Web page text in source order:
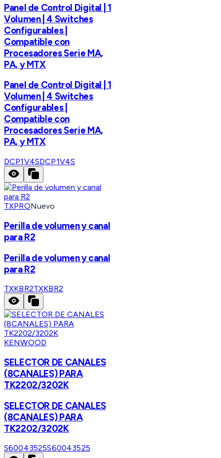
Panel de Control Digital | 1
Volumen | 4 Switches
Configurables |
Compatible con
Procesadores Serie MA,
PA, y MTX
Panel de Control Digital | 1
Volumen | 4 Switches
Configurables |
Compatible con
Procesadores Serie MA,
PA, y MTX
DCP1V4SDCP1V4S
TXPRONuevo
Perilla de volumen y canal
para R2
Perilla de volumen y canal
para R2
TXKBR2TXKBR2
KENWOOD
SELECTOR DE CANALES
(8CANALES) PARA
TK2202/3202K
SELECTOR DE CANALES
(8CANALES) PARA
TK2202/3202K
S60043525S60043525